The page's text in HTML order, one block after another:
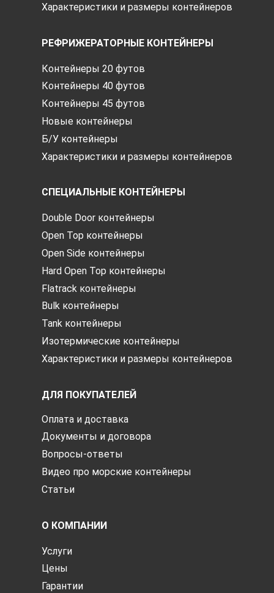
Характеристики и размеры контейнеров
РЕФРИЖЕРАТОРНЫЕ КОНТЕЙНЕРЫ
Контейнеры 20 футов
Контейнеры 40 футов
Контейнеры 45 футов
Новые контейнеры
Б/У контейнеры
Характеристики и размеры контейнеров
СПЕЦИАЛЬНЫЕ КОНТЕЙНЕРЫ
Double Door контейнеры
Open Top контейнеры
Open Side контейнеры
Hard Open Top контейнеры
Flatrack контейнеры
Bulk контейнеры
Tank контейнеры
Изотермические контейнеры
Характеристики и размеры контейнеров
ДЛЯ ПОКУПАТЕЛЕЙ
Оплата и доставка
Документы и договора
Вопросы-ответы
Видео про морские контейнеры
Статьи
О КОМПАНИИ
Услуги
Цены
Гарантии